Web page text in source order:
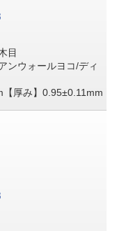
目
ウォールヨコ/ディ
【厚み】0.95±0.11mm